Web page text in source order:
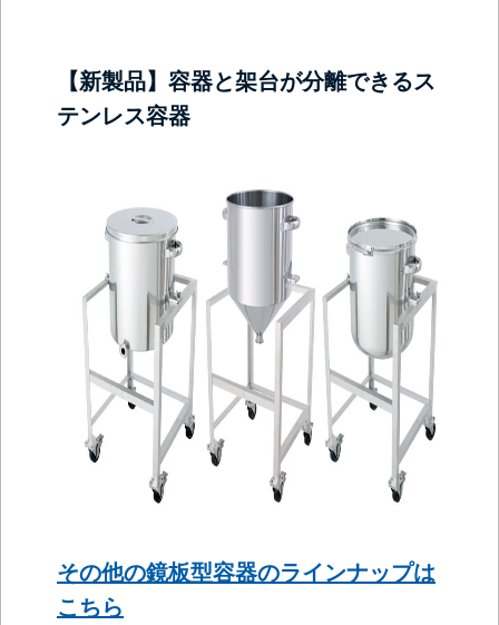
【新製品】容器と架台が分離できるス
テンレス容器
その他の鏡板型容器のラインナップは
こちら